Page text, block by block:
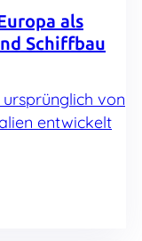
als
Schiffbau
ursprünglich von
entwickelt